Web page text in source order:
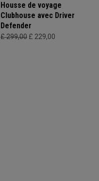
Housse de voyage
Clubhouse avec Driver
Defender
£ 299,00 £ 229,00